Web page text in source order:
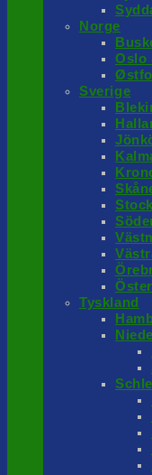
Norge
Oslo
Sverige
Tyskland